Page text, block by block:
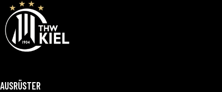
AUSRÜSTER